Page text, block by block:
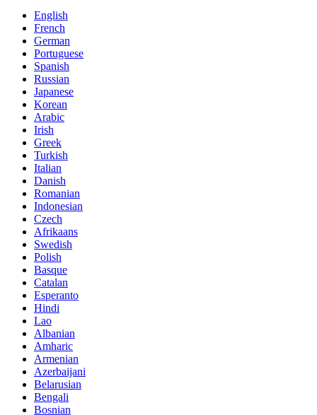
English
French
German
Portuguese
Spanish
Russian
Japanese
Korean
Arabic
Irish
Greek
Turkish
Italian
Danish
Romanian
Indonesian
Czech
Afrikaans
Swedish
Polish
Basque
Catalan
Esperanto
Hindi
Lao
Albanian
Amharic
Armenian
Azerbaijani
Belarusian
Bengali
Bosnian